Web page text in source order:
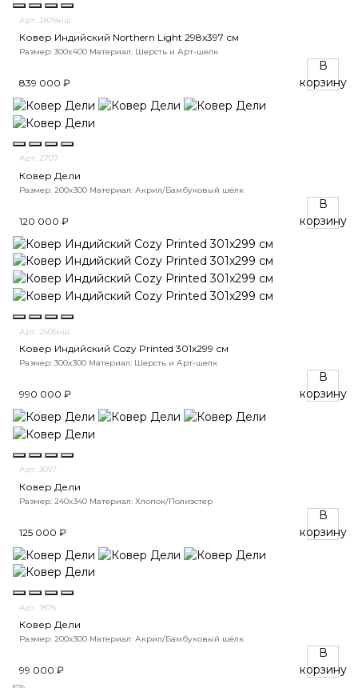
Арт. 2878нш
Ковер Индийский Northern Light 298x397 см
Размер: 300x400 Материал: Шерсть и Арт-шелк
839 000 ₽
В
корзину
Арт. 2707
Ковер Дели
Размер: 200x300 Материал: Акрил/Бамбуковый шёлк
120 000 ₽
В
корзину
Арт. 2605нш
Ковер Индийский Cozy Printed 301x299 см
Размер: 300x300 Материал: Шерсть и Арт-шелк
990 000 ₽
В
корзину
Арт. 3097
Ковер Дели
Размер: 240x340 Материал: Хлопок/Полиэстер
125 000 ₽
В
корзину
Арт. 1876
Ковер Дели
Размер: 200x300 Материал: Акрил/Бамбуковый шёлк
99 000 ₽
В
корзину